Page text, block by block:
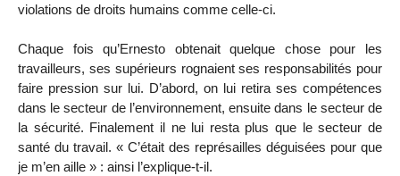
violations de droits humains comme celle-ci.
Chaque fois qu’Ernesto obtenait quelque chose pour les
travailleurs, ses supérieurs rognaient ses responsabilités pour
faire pression sur lui. D’abord, on lui retira ses compétences
dans le secteur de l’environnement, ensuite dans le secteur de
la sécurité. Finalement il ne lui resta plus que le secteur de
santé du travail. « C’était des représailles déguisées pour que
je m’en aille » : ainsi l’explique-t-il.